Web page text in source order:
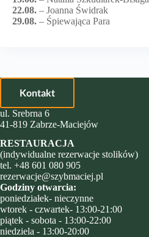
22.08. – Joanna Świdrak
29.08. – Śpiewająca Para
Kontakt
ul. Srebrna 6
41-819 Zabrze-Maciejów
RESTAURACJA
(indywidualne rezerwacje stolików)
tel. +48 601 080 905
rezerwacje@szybmaciej.pl
Godziny otwarcia:
poniedziałek- nieczynne
wtorek - czwartek- 13:00-21:00
piątek - sobota - 13:00-22:00
niedziela - 13:00-20:00